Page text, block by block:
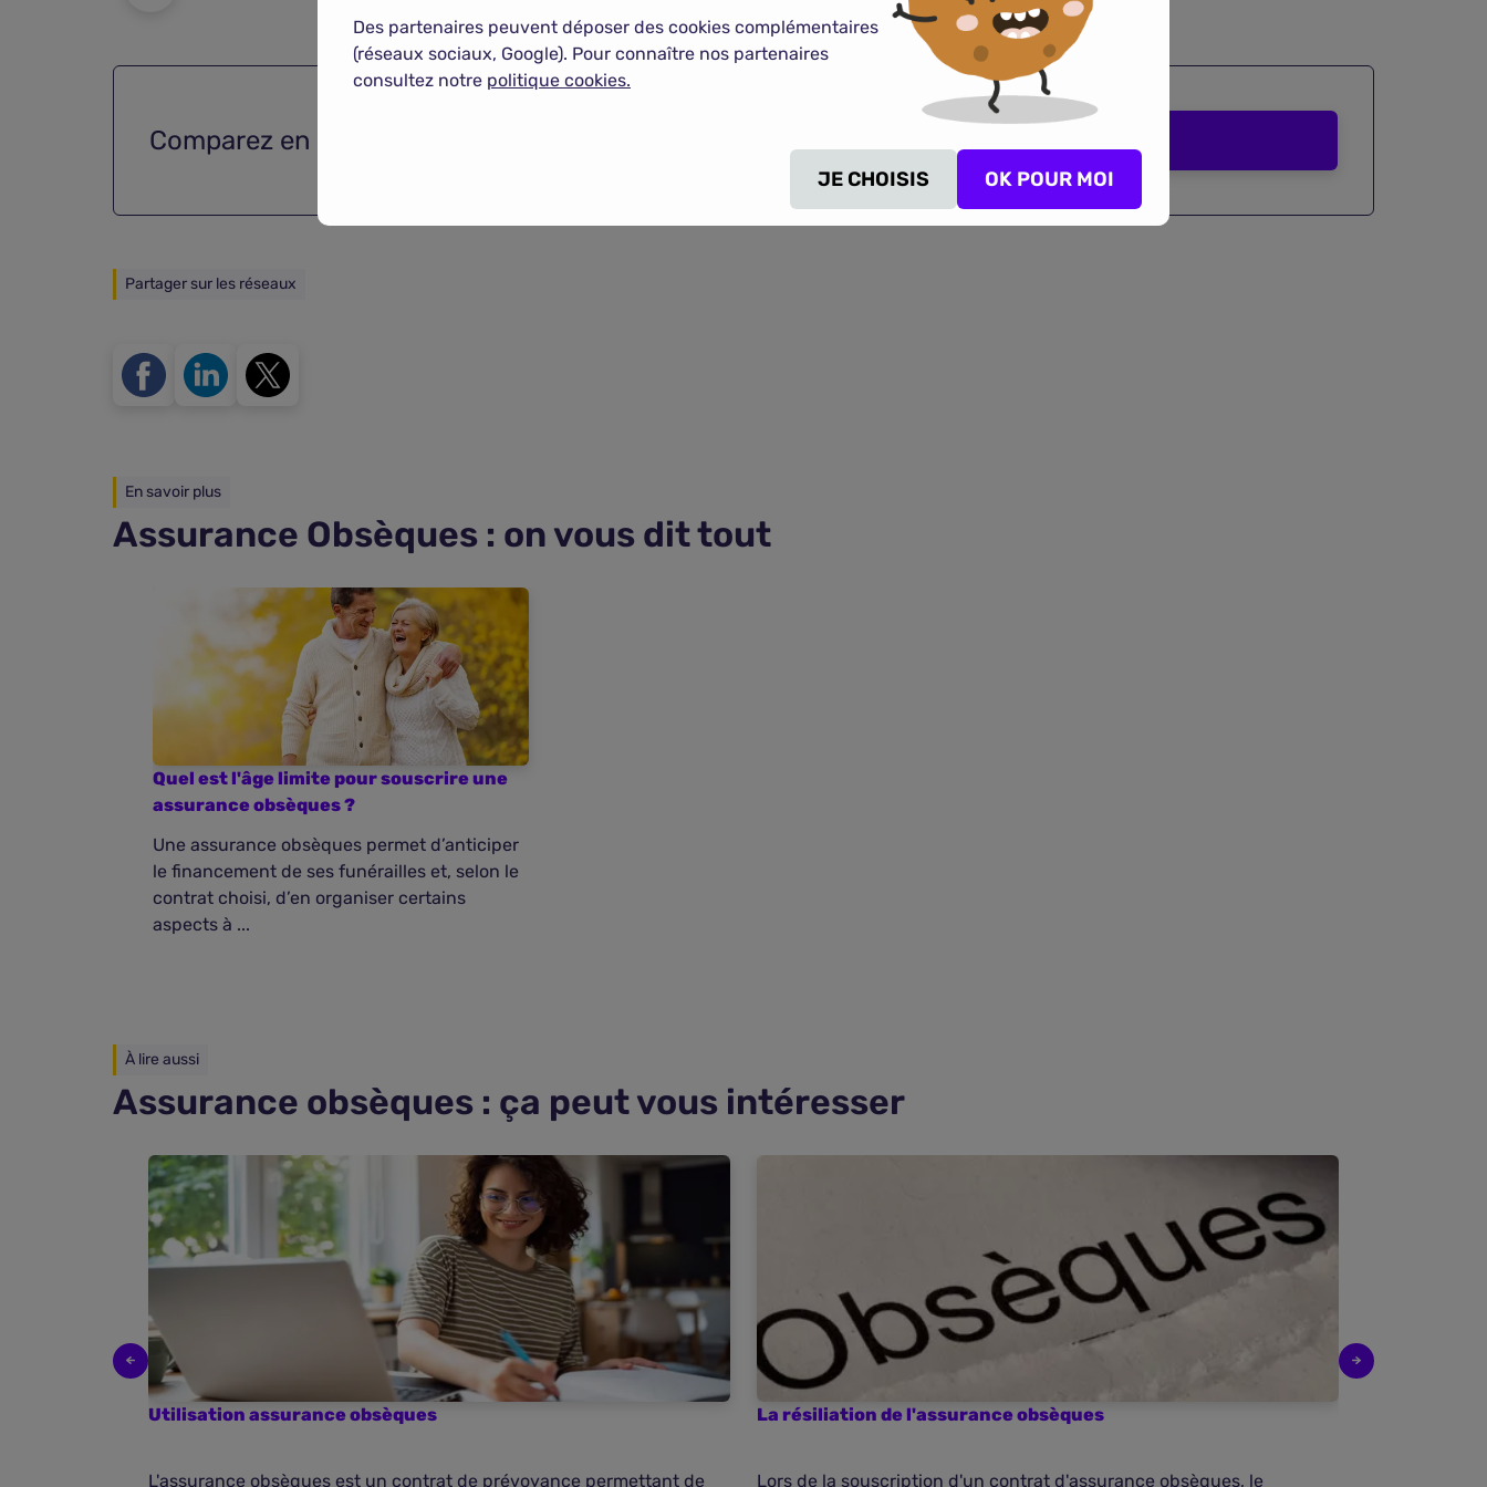
Comparez en
Partager sur les réseaux
En savoir plus
Assurance Obsèques : on vous dit tout
Quel est l'âge limite pour souscrire une
assurance obsèques ?
Une assurance obsèques permet d’anticiper
le financement de ses funérailles et, selon le
contrat choisi, d’en organiser certains
aspects à ...
À lire aussi
Assurance obsèques : ça peut vous intéresser
Utilisation assurance obsèques
L'assurance obsèques est un contrat de prévoyance permettant de
La résiliation de l'assurance obsèques
Lors de la souscription d'un contrat d'assurance obsèques, le
Des partenaires peuvent déposer des cookies complémentaires
(réseaux sociaux, Google). Pour connaître nos partenaires
consultez notre politique cookies.
JE CHOISIS OK POUR MOI